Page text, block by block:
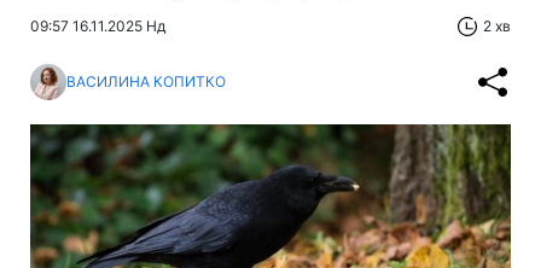
09:57 16.11.2025 Нд 2 хв
ВАСИЛИНА КОПИТКО